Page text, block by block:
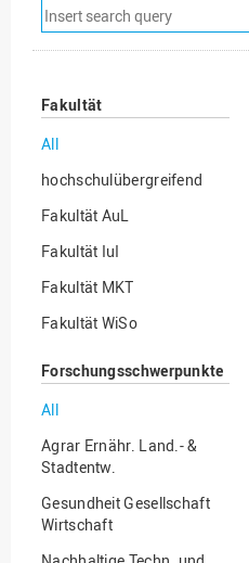
Remove
search
filter
Fakultät
All
hochschulübergreifend
Fakultät AuL
Fakultät IuI
Fakultät MKT
Fakultät WiSo
Forschungsschwerpunkte
All
Agrar Ernähr. Land.- &
Stadtentw.
Gesundheit Gesellschaft
Wirtschaft